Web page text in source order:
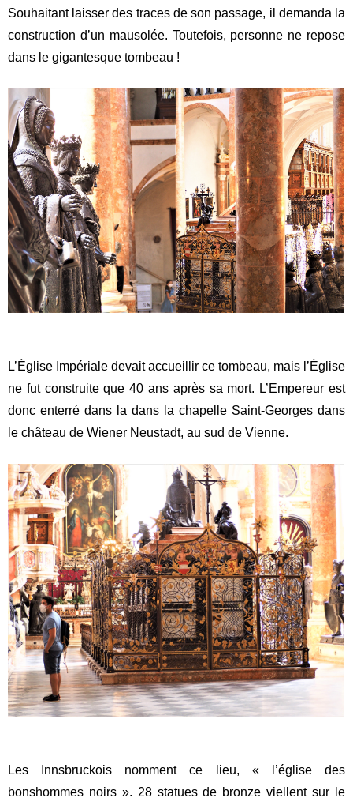
Souhaitant laisser des traces de son passage, il demanda la
construction d’un mausolée. Toutefois, personne ne repose
dans le gigantesque tombeau !
L’Église Impériale devait accueillir ce tombeau, mais l’Église
ne fut construite que 40 ans après sa mort. L’Empereur est
donc enterré dans la dans la chapelle Saint-Georges dans
le château de Wiener Neustadt, au sud de Vienne.
Les Innsbruckois nomment ce lieu, « l’église des
bonshommes noirs ». 28 statues de bronze viellent sur le